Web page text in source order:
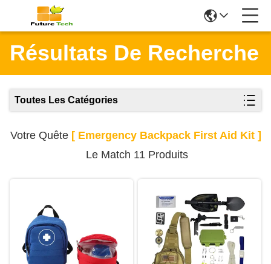
Résultats De Recherche
Toutes Les Catégories
Votre Quête [ Emergency Backpack First Aid Kit ]
Le Match 11 Produits